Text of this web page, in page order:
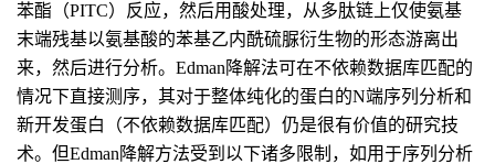
苯酯（PITC）反应，然后用酸处理，从多肽链上仅使氨基
末端残基以氨基酸的苯基乙内酰硫脲衍生物的形态游离出
来，然后进行分析。Edman降解法可在不依赖数据库匹配的
情况下直接测序，其对于整体纯化的蛋白的N端序列分析和
新开发蛋白（不依赖数据库匹配）仍是很有价值的研究技
术。但Edman降解方法受到以下诸多限制，如用于序列分析